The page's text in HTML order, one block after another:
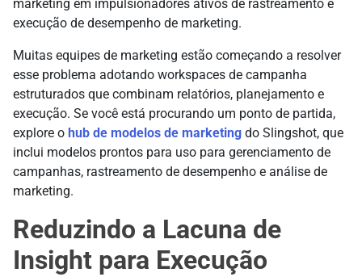
marketing em impulsionadores ativos de rastreamento e
execução de desempenho de marketing.
Muitas equipes de marketing estão começando a resolver
esse problema adotando workspaces de campanha
estruturados que combinam relatórios, planejamento e
execução. Se você está procurando um ponto de partida,
explore o hub de modelos de marketing do Slingshot, que
inclui modelos prontos para uso para gerenciamento de
campanhas, rastreamento de desempenho e análise de
marketing.
Reduzindo a Lacuna de
Insight para Execução